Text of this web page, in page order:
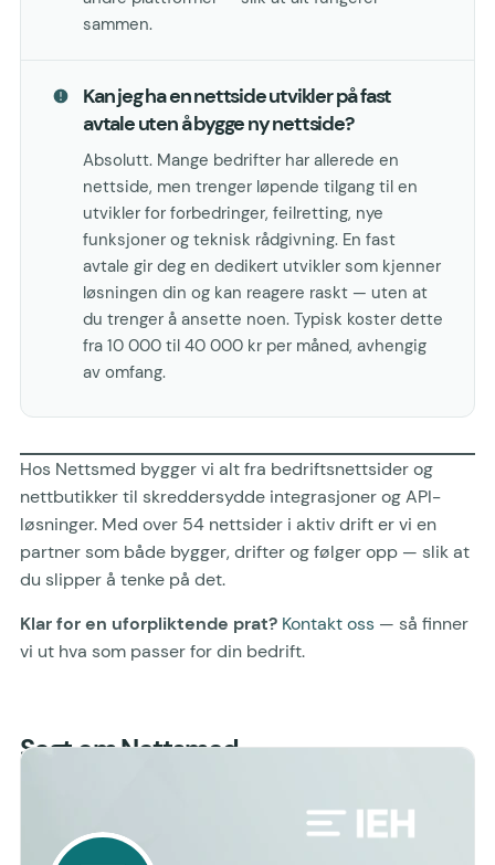
sammen.
Kan jeg ha en nettside utvikler på fast
avtale uten å bygge ny nettside?
Absolutt. Mange bedrifter har allerede en
nettside, men trenger løpende tilgang til en
utvikler for forbedringer, feilretting, nye
funksjoner og teknisk rådgivning. En fast
avtale gir deg en dedikert utvikler som kjenner
løsningen din og kan reagere raskt — uten at
du trenger å ansette noen. Typisk koster dette
fra 10 000 til 40 000 kr per måned, avhengig
av omfang.
Hos Nettsmed bygger vi alt fra bedriftsnettsider og
nettbutikker til skreddersydde integrasjoner og API-
løsninger. Med over 54 nettsider i aktiv drift er vi en
partner som både bygger, drifter og følger opp — slik at
du slipper å tenke på det.
Klar for en uforpliktende prat? Kontakt oss — så finner
vi ut hva som passer for din bedrift.
Sagt om Nettsmed